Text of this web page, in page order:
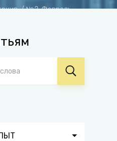
/№2, Февраль